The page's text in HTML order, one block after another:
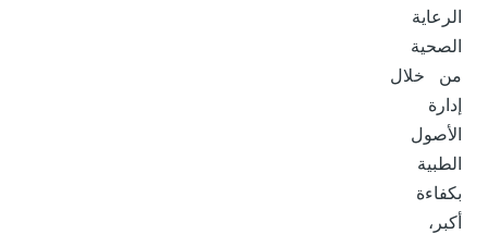
الرعاية
الصحية
من خلال
إدارة
الأصول
الطبية
بكفاءة
أكبر،